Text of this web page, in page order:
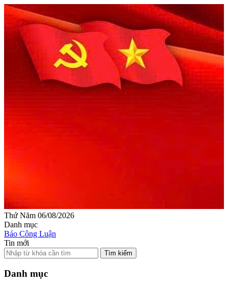
Thứ Năm 06/08/2026
Danh mục
Báo Công Luận
Tin mới
Tìm kiếm
Danh mục